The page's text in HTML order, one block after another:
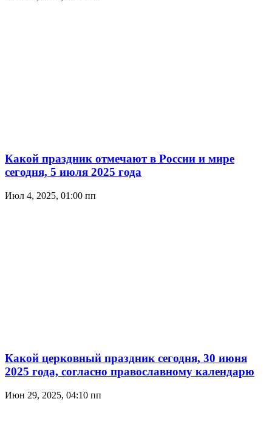
Какой праздник отмечают в России и мире
сегодня, 5 июля 2025 года
Июл 4, 2025, 01:00 пп
Какой церковный праздник сегодня, 30 июня
2025 года, согласно православному календарю
Июн 29, 2025, 04:10 пп